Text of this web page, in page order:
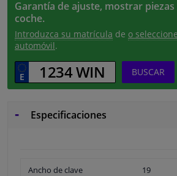
Garantía de ajuste, mostrar
coche.
Introduzca su matrícula de o
automóvil.
BUSCAR
Especificaciones
Ancho de clave 19